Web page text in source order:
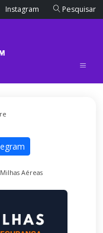
Instagram Pesquisar
Aéreas